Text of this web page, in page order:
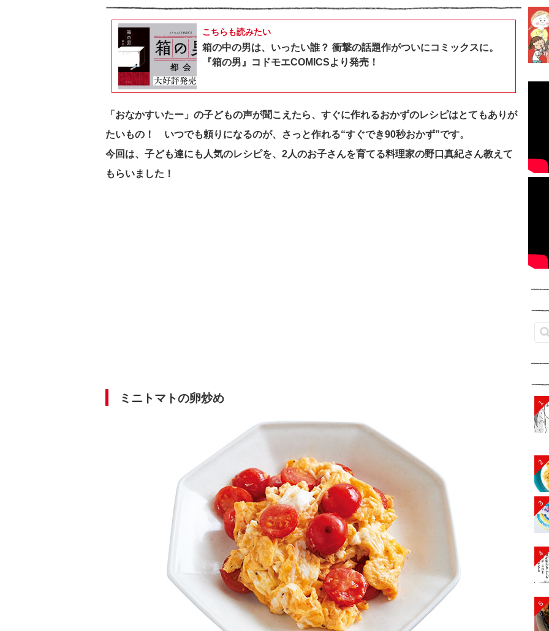
こちらも読みたい
箱の中の男は、いったい誰？ 衝撃の話題作がついにコミックスに。
『箱の男』コドモエCOMICSより発売！
「おなかすいたー」の子どもの声が聞こえたら、すぐに作れるおかずのレシピはとてもありが
たいもの！ いつでも頼りになるのが、さっと作れる“すぐでき90秒おかず”です。
今回は、子ども達にも人気のレシピを、2人のお子さんを育てる料理家の野口真紀さん教えて
もらいました！
ミニトマトの卵炒め 1
2
3
4
5